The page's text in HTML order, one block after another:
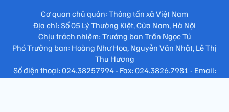
Cơ quan chủ quản: Thông tấn xã Việt Nam
Địa chỉ: Số 05 Lý Thường Kiệt, Cửa Nam, Hà Nội
Chịu trách nhiệm: Trưởng ban Trần Ngọc Tú
Phó Trưởng ban: Hoàng Như Hoa, Nguyễn Văn Nhật, Lê Thị